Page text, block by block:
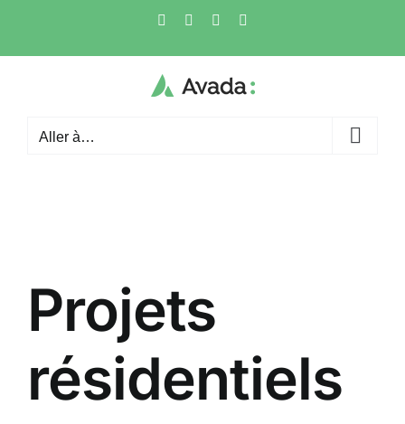
content
Facebook Instagram
Aller à…
Projets
résidentiels